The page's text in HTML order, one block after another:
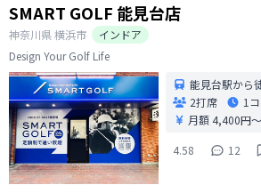
SMART GOLF 能見台店
神奈川県横浜市
インドア
Design Your Golf Life
能見台駅から
2打席
1
月額 4,400円〜
4.58
12